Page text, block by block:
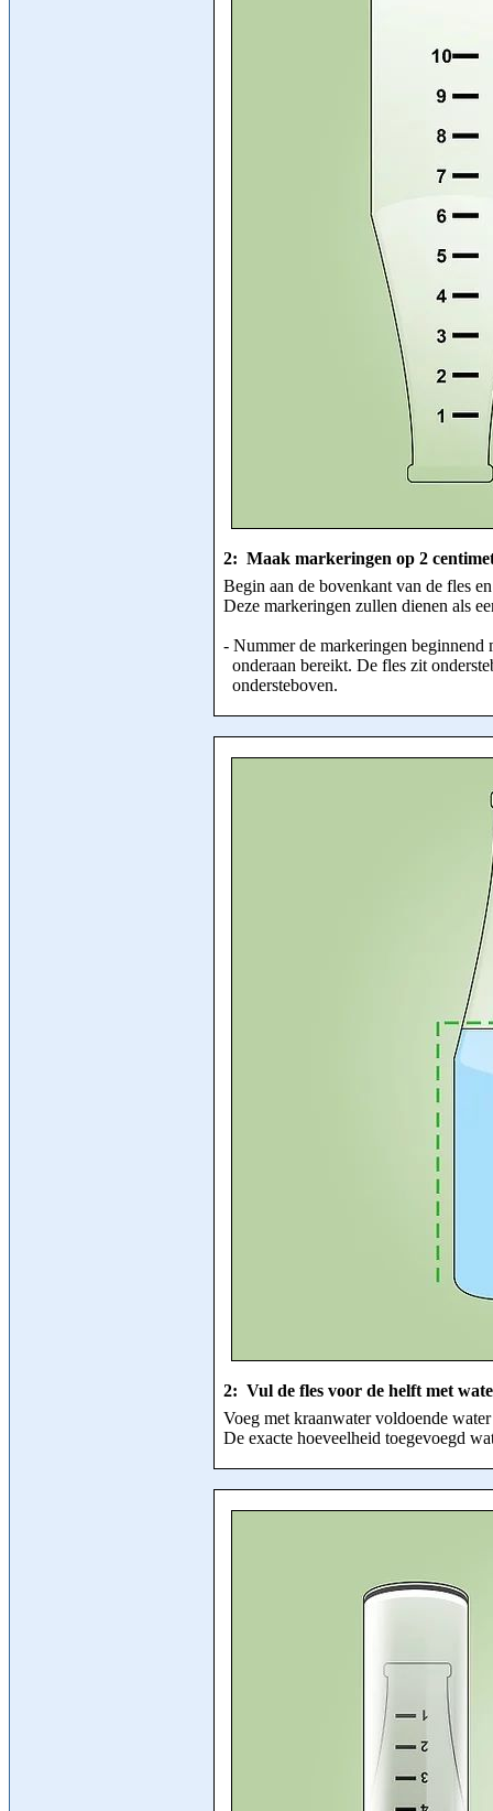
2: Maak markeringen op 2
Begin aan de bovenkant van de fles
Deze markeringen zullen dienen als
- Nummer de markeringen beginnend
onderaan bereikt. De fles zit
ondersteboven.
2: Vul de fles voor de helft met
Voeg met kraanwater voldoende
De exacte hoeveelheid toegevoegd